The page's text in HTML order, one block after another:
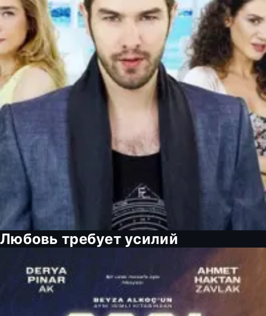
Любовь требует усилий